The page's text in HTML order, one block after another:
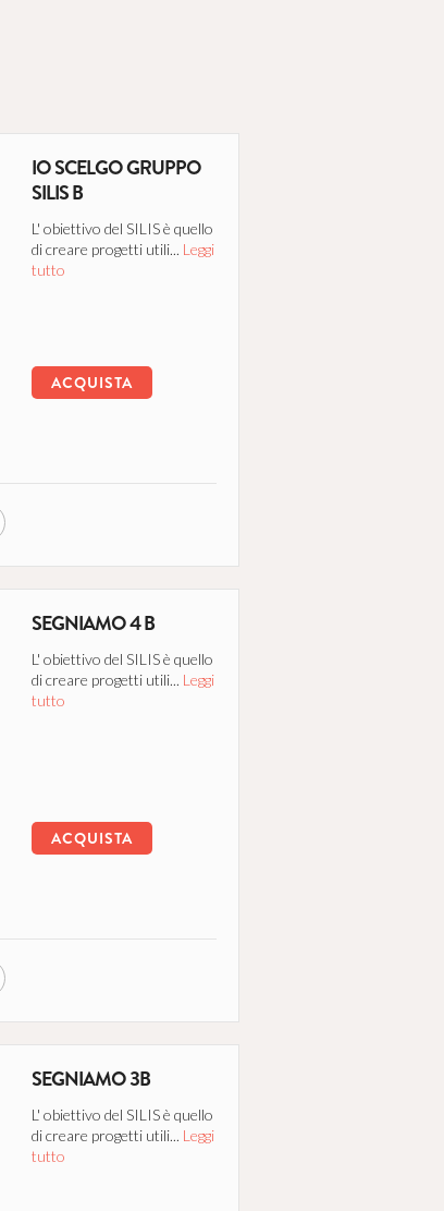
IO SCELGO GRUPPO
SILIS B
L' obiettivo del SILIS è quello
di creare progetti utili... Leggi
tutto
ACQUISTA
SEGNIAMO 4 B
L' obiettivo del SILIS è quello
di creare progetti utili... Leggi
tutto
ACQUISTA
SEGNIAMO 3B
L' obiettivo del SILIS è quello
di creare progetti utili... Leggi
tutto